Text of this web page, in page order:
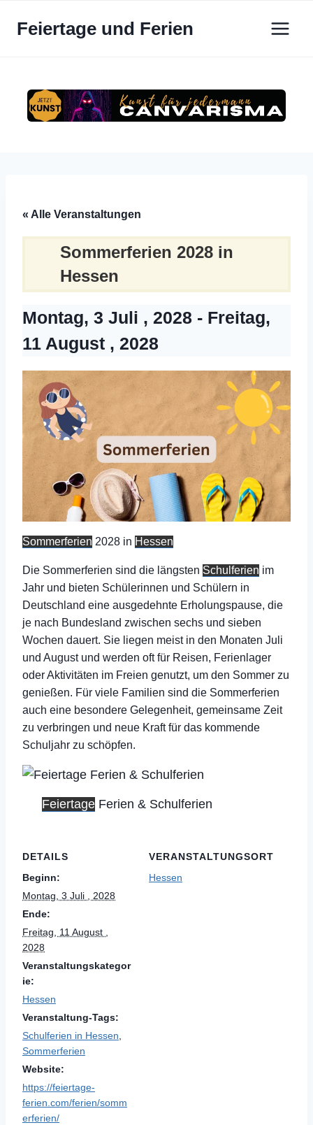
InhaltFeiertage und Ferien
« Alle Veranstaltungen
Sommerferien 2028 in
Hessen
Montag, 3 Juli , 2028 - Freitag,
11 August , 2028
Sommerferien 2028 in Hessen
Die Sommerferien sind die längsten Schulferien im
Jahr und bieten Schülerinnen und Schülern in
Deutschland eine ausgedehnte Erholungspause, die
je nach Bundesland zwischen sechs und sieben
Wochen dauert. Sie liegen meist in den Monaten Juli
und August und werden oft für Reisen, Ferienlager
oder Aktivitäten im Freien genutzt, um den Sommer zu
genießen. Für viele Familien sind die Sommerferien
auch eine besondere Gelegenheit, gemeinsame Zeit
zu verbringen und neue Kraft für das kommende
Schuljahr zu schöpfen.
Feiertage Ferien & Schulferien
DETAILS
Beginn:
Montag, 3 Juli , 2028
Ende:
Freitag, 11 August ,
2028
Veranstaltungskategor
ie:
Hessen
Veranstaltung-Tags:
Schulferien in Hessen,
Sommerferien
Website:
https://feiertage-
ferien.com/ferien/somm
erferien/
VERANSTALTUNGSORT
Hessen